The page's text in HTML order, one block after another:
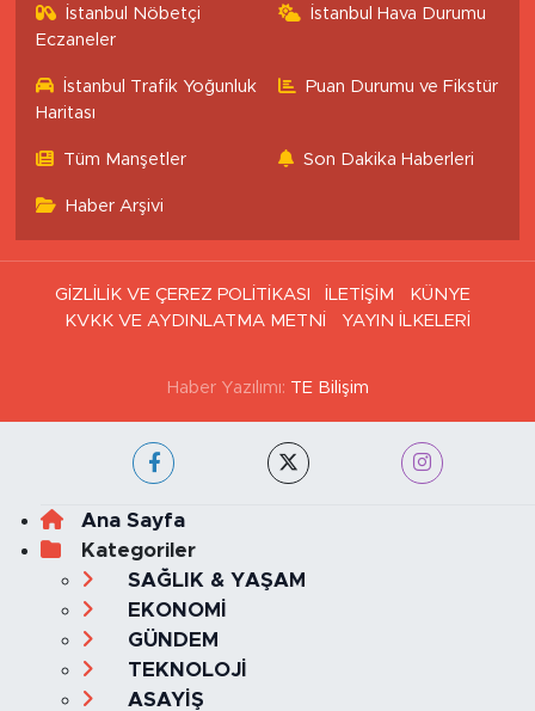
İstanbul Nöbetçi
Eczaneler
İstanbul Hava Durumu
İstanbul Trafik Yoğunluk
Haritası
Puan Durumu ve Fikstür
Tüm Manşetler Son Dakika Haberleri
Haber Arşivi
GİZLİLİK VE ÇEREZ POLİTİKASI İLETİŞİM
KÜNYE
KVKK VE AYDINLATMA METNİ
YAYIN İLKELERİ
Haber Yazılımı: TE Bilişim
Ana Sayfa
Kategoriler
SAĞLIK & YAŞAM
EKONOMİ
GÜNDEM
TEKNOLOJİ
ASAYİŞ